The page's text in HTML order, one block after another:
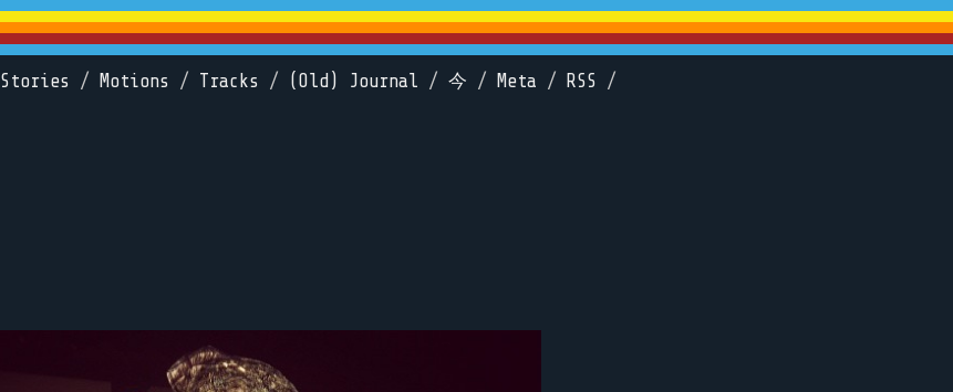
Stories / Motions / Tracks / (Old) Journal / 今 / Meta / RSS /